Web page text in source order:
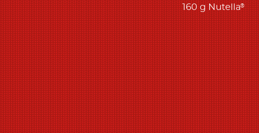
160 g Nutella®